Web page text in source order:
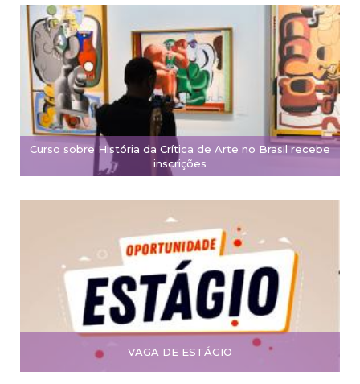
Curso sobre História da Crítica de Arte no Brasil recebe
inscrições
VAGA DE ESTÁGIO